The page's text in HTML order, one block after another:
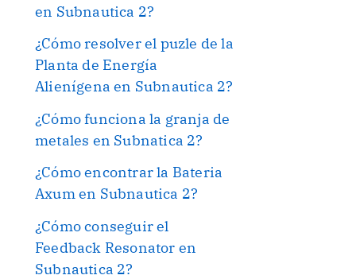
en Subnautica 2?
¿Cómo resolver el puzle de la
Planta de Energía
Alienígena en Subnautica 2?
¿Cómo funciona la granja de
metales en Subnatica 2?
¿Cómo encontrar la Bateria
Axum en Subnautica 2?
¿Cómo conseguir el
Feedback Resonator en
Subnautica 2?